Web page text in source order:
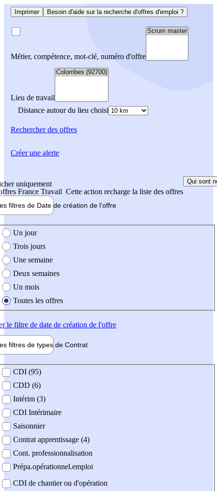
Imprimer Besoin d'aide sur la recherche d'offres d'emploi ?
Métier, compétence, mot-clé, numéro d'offre
Lieu de travail
Distance autour du lieu choisi
Rechercherdes offres
uniquement
France Travail Cette action recharge la liste des offres
Qui sont
filtres de Date de création de l'offre
création de l'offre
Un jour
Trois jours
Une semaine
Deux semaines
Un mois
Toutes les offres
le filtre de date de création de l'offre
filtres de types de Contrat
contrat
CDI (95)
CDD (6)
Intérim (3)
CDI Intérimaire
Saisonnier
Contrat apprentissage (4)
Cont. professionnalisation
Prépa.opérationnel.emploi
CDI de chantier ou d'opération
Créer une alerte